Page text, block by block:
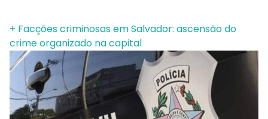
+ Facções criminosas em Salvador: ascensão do
crime organizado na capital